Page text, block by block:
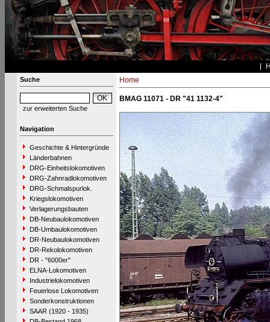
Suche
zur erweiterten Suche
Navigation
Geschichte & Hintergründe
Länderbahnen
DRG-Einheitslokomotiven
DRG-Zahnradlokomotiven
DRG-Schmalspurlok.
Kriegslokomotiven
Verlagerungsbauten
DB-Neubaulokomotiven
DB-Umbaulokomotiven
DR-Neubaulokomotiven
DR-Rekolokomotiven
DR - "6000er"
ELNA-Lokomotiven
Industrielokomotiven
Feuerlose Lokomotiven
Sonderkonstruktionen
SAAR (1920 - 1935)
Home
BMAG 11071 - DR "41 1132-4"